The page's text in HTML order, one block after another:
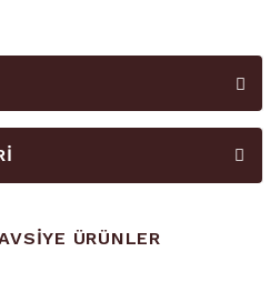
ÜRÜNLER